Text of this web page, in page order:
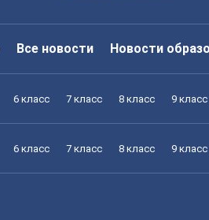
Все новости Новости
6 класс 7 класс 8 класс 9 класс
6 класс 7 класс 8 класс 9 класс